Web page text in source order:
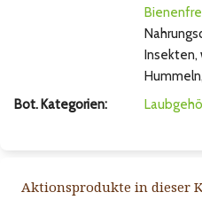
Insekten,
Bot. Kategorien:
Aktionsprodukte in dieser